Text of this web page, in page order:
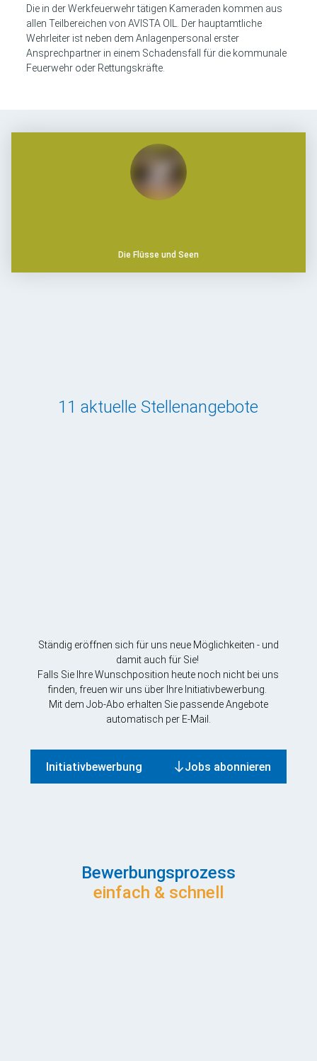
Die in der Werkfeuerwehr tätigen Kameraden kommen aus
allen Teilbereichen von AVISTA OIL.
Der hauptamtliche
Wehrleiter ist neben dem Anlagenpersonal erster
Ansprechpartner in einem Schadensfall für die kommunale
Feuerwehr oder Rettungskräfte.
Die Flüsse und Seen
11 aktuelle Stellenangebote
Ständig eröffnen sich für uns neue Möglichkeiten - und
damit auch für Sie!
Falls Sie Ihre Wunschposition heute noch nicht bei uns
finden, freuen wir uns über Ihre Initiativbewerbung.
Mit dem Job-Abo erhalten Sie passende Angebote
automatisch per E-Mail.
Initiativbewerbung Jobs abonnieren
Bewerbungsprozess
einfach & schnell